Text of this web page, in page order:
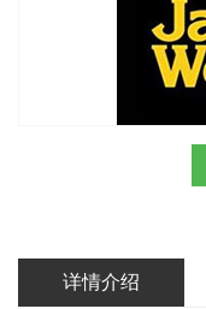
详情介绍